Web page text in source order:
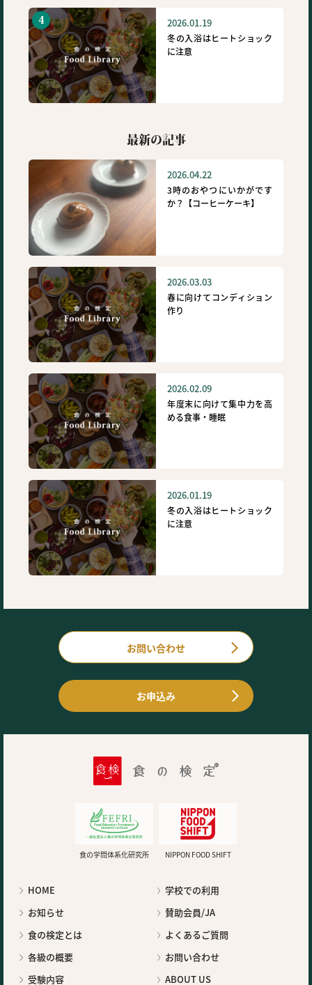
2026.01.19
冬の入浴はヒートショック
に注意
最新の記事
2026.04.22
3時のおやつにいかがです
か？【コーヒーケーキ】
2026.03.03
春に向けてコンディション
作り
2026.02.09
年度末に向けて集中力を高
める食事・睡眠
2026.01.19
冬の入浴はヒートショック
に注意
お問い合わせ
お申込み
食の学問体系化研究所 NIPPON FOOD SHIFT
HOME
お知らせ
食の検定とは
各級の概要
受験内容
学校での利用
賛助会員/JA
よくあるご質問
お問い合わせ
ABOUT US